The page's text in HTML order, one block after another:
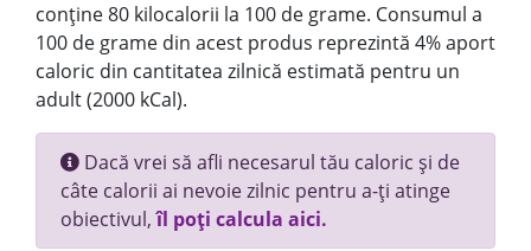
conține 80 kilocalorii la 100 de grame. Consumul a
100 de grame din acest produs reprezintă 4% aport
caloric din cantitatea zilnică estimată pentru un
adult (2000 kCal).
Dacă vrei să afli necesarul tău caloric și de
câte calorii ai nevoie zilnic pentru a-ți atinge
obiectivul,îl poți calcula aici.